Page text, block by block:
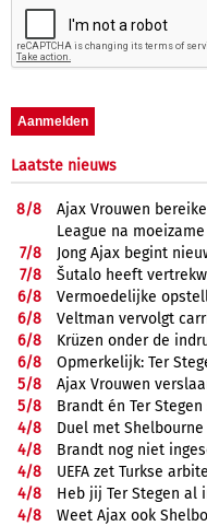
Laatste nieuws
8/8
Ajax Vrouwen
League na
7/8
Jong Ajax begint
7/8
Šutalo heeft
6/8
Vermoedelijke
6/8
Veltman vervolgt
6/8
Krüzen onder de
6/8
Opmerkelijk: Ter
5/8
Ajax Vrouwen
5/8
Brandt én Ter
4/8
Duel met
4/8
Brandt nog niet
4/8
UEFA zet Turkse
4/8
Heb jij Ter Stegen al
4/8
Weet Ajax ook